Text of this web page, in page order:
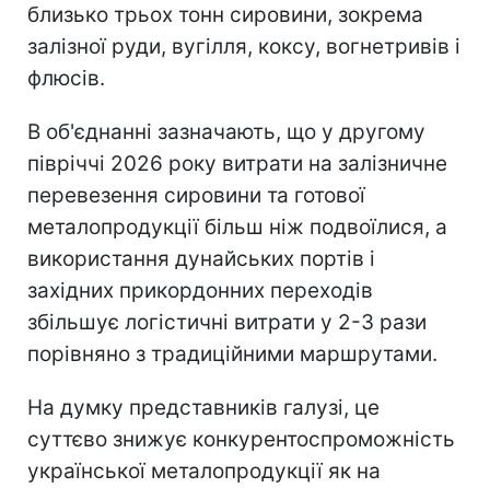
близько трьох тонн сировини, зокрема
залізної руди, вугілля, коксу, вогнетривів і
флюсів.
В об'єднанні зазначають, що у другому
півріччі 2026 року витрати на залізничне
перевезення сировини та готової
металопродукції більш ніж подвоїлися, а
використання дунайських портів і
західних прикордонних переходів
збільшує логістичні витрати у 2-3 рази
порівняно з традиційними маршрутами.
На думку представників галузі, це
суттєво знижує конкурентоспроможність
української металопродукції як на